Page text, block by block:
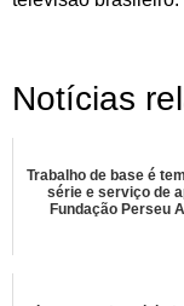
Notícias
Trabalho de base é
série e serviço de
Fundação Perseu